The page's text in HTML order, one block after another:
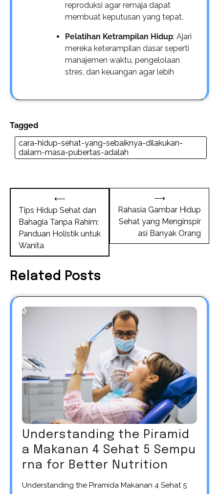
reproduksi agar remaja dapat
membuat keputusan yang tepat.
Pelatihan Ketrampilan Hidup: Ajari
mereka keterampilan dasar seperti
manajemen waktu, pengelolaan
stres, dan keuangan agar lebih
Tagged
cara-hidup-sehat-yang-sebaiknya-dilakukan-
dalam-masa-pubertas-adalah
navigation
⟵
Tips Hidup Sehat dan
Bahagia Tanpa Rahim:
Panduan Holistik untuk
Wanita
Rahasia Gambar Hidup
Sehat yang Menginspir
asi Banyak Orang
⟶
Related Posts
Understanding the Piramid
a Makanan 4 Sehat 5 Sempu
rna for Better Nutrition
Understanding the Piramida Makanan 4 Sehat 5